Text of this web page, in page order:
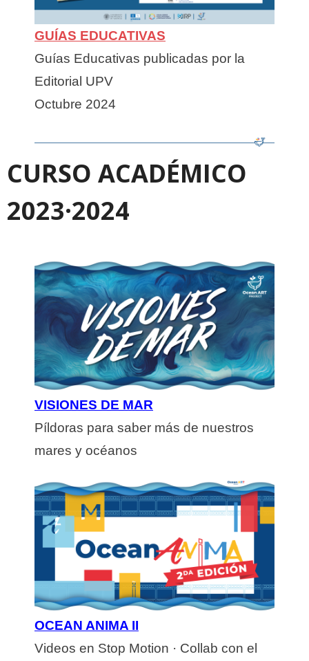
GUÍAS EDUCATIVAS
Guías Educativas publicadas por la
Editorial UPV
Octubre 2024
CURSO ACADÉMICO
2023·2024
VISIONES DE MAR
Píldoras para saber más de nuestros
mares y océanos
OCEAN ANIMA II
Videos en Stop Motion · Collab con el